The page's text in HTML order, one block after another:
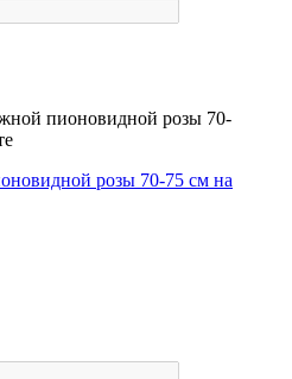
розы 70-75 см на